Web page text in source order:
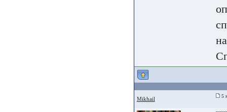
Mikhail 5